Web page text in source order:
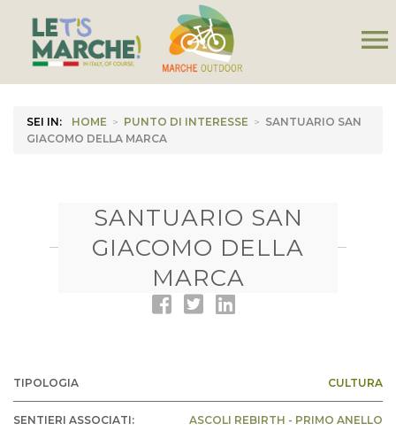
menu
SEI IN: HOME > PUNTO DI INTERESSE > SANTUARIO SAN
GIACOMO DELLA MARCA
SANTUARIO SAN
GIACOMO DELLA
MARCA
TIPOLOGIA CULTURA
SENTIERI ASSOCIATI: ASCOLI REBIRTH - PRIMO ANELLO